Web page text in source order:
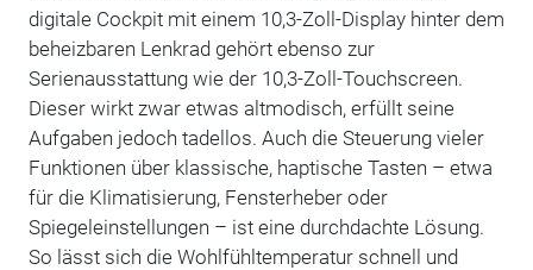
digitale Cockpit mit einem 10,3-Zoll-Display hinter dem
beheizbaren Lenkrad gehört ebenso zur
Serienausstattung wie der 10,3-Zoll-Touchscreen.
Dieser wirkt zwar etwas altmodisch, erfüllt seine
Aufgaben jedoch tadellos. Auch die Steuerung vieler
Funktionen über klassische, haptische Tasten – etwa
für die Klimatisierung, Fensterheber oder
Spiegeleinstellungen – ist eine durchdachte Lösung.
So lässt sich die Wohlfühltemperatur schnell und